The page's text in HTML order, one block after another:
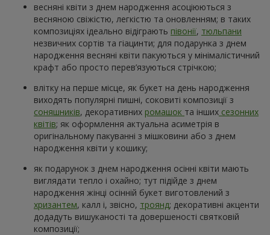
весняні квіти з днем народження асоціюються з
весняною свіжістю, легкістю та оновленням; в таких
композиціях ідеально відіграють півонії, тюльпани
незвичних сортів та гіацинти; для подарунка з днем
народження весняні квіти пакуються у мінімалістичний
крафт або просто перев’язуються стрічкою;
влітку на перше місце, як букет на день народження
виходять популярні пишні, соковиті композиції з
соняшників, декоративних ромашок та інших сезонних
квітів; як оформлення актуальна асиметрія в
оригінальному пакуванні з мішковини або з днем
народження квіти у кошику;
як подарунок з днем народження осінні квіти мають
виглядати тепло і охайно; тут підійде з днем
народження жінці осінній букет виготовлений з
хризантем, калл і, звісно, троянд; декоративні акценти
додадуть вишуканості та довершеності святковій
композиції;